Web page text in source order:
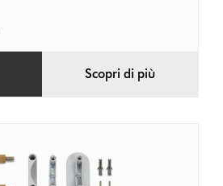
Scopri di più